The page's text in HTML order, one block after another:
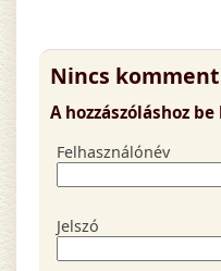
Nincs komment
A hozzászóláshoz
Felhasználónév
Jelszó